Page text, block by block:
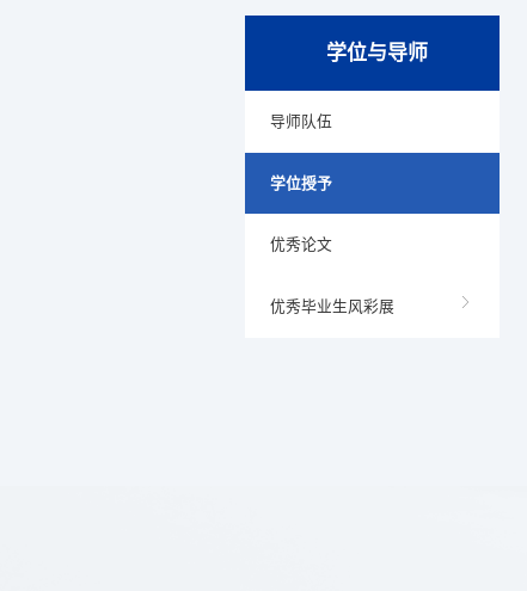
学位与导师
导师队伍
学位授予
优秀论文
优秀毕业生风彩展